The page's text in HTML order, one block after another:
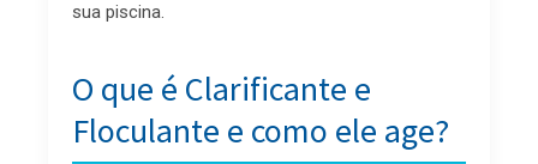
sua piscina.
O que é Clarificante e
Floculante e como ele age?